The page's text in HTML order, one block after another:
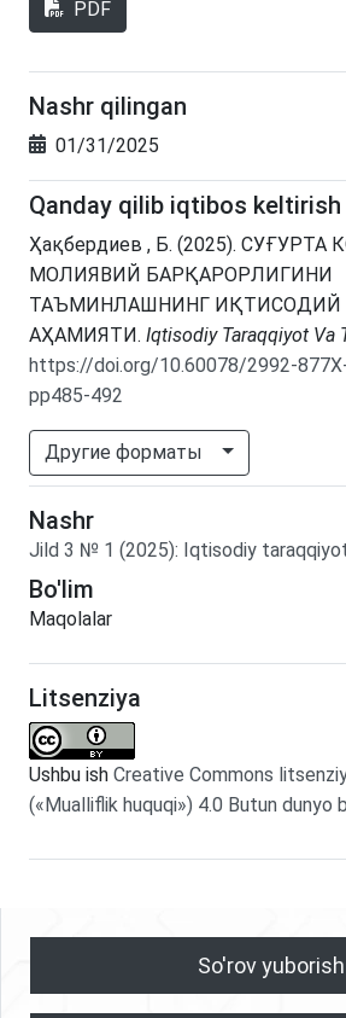
PDF
Nashr qilingan
01/31/2025
Qanday qilib iqtibos keltirish
Ҳақбердиев , Б. (2025).
МОЛИЯВИЙ БАРҚАРОРЛИГИНИ
ТАЪМИНЛАШНИНГ ИҚТИСОДИЙ
АҲАМИЯТИ. Iqtisodiy Taraqqiyot Va
https://doi.org/10.60078/2992-
pp485-492
Другие форматы
Nashr
Jild 3 № 1 (2025): Iqtisodiy
Bo'lim
Maqolalar
Litsenziya
Ushbu ish Creative Commons
(«Mualliflik huquqi») 4.0 Butun dunyo
So'rov yuborish